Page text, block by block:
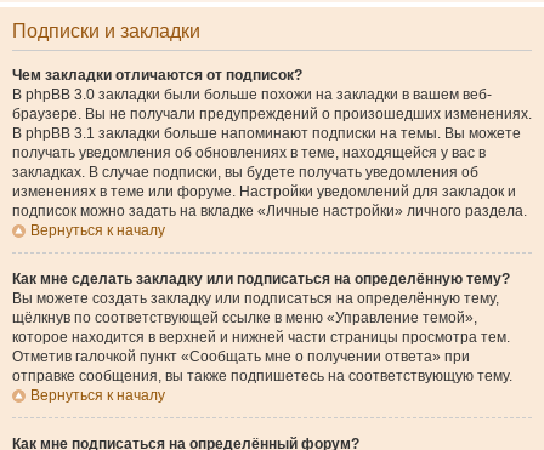
Подписки и закладки
Чем закладки отличаются от подписок?
В phpBB 3.0 закладки были больше похожи на закладки в вашем веб-
браузере. Вы не получали предупреждений о произошедших изменениях.
В phpBB 3.1 закладки больше напоминают подписки на темы. Вы можете
получать уведомления об обновлениях в теме, находящейся у вас в
закладках. В случае подписки, вы будете получать уведомления об
изменениях в теме или форуме. Настройки уведомлений для закладок и
подписок можно задать на вкладке «Личные настройки» личного раздела.
Вернуться к началу
Как мне сделать закладку или подписаться на определённую тему?
Вы можете создать закладку или подписаться на определённую тему,
щёлкнув по соответствующей ссылке в меню «Управление темой»,
которое находится в верхней и нижней части страницы просмотра тем.
Отметив галочкой пункт «Сообщать мне о получении ответа» при
отправке сообщения, вы также подпишетесь на соответствующую тему.
Вернуться к началу
Как мне подписаться на определённый форум?